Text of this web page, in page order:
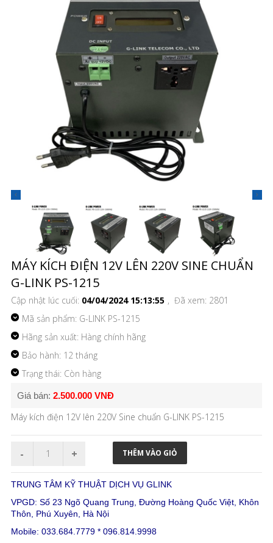
MÁY KÍCH ĐIỆN 12V LÊN 220V SINE CHUẨN
G-LINK PS-1215
Cập nhật lúc cuối: 04/04/2024 15:13:55 , Đã xem: 2801
Mã sản phẩm: G-LINK PS-1215
Hãng sản xuất: Hàng chính hãng
Bảo hành: 12 tháng
Trạng thái: Còn hàng
Giá bán: 2.500.000 VNĐ
Máy kích điện 12V lên 220V Sine chuẩn G-LINK PS-1215
TRUNG TÂM KỸ THUẬT DỊCH VỤ GLINK
VPGD: Số 23 Ngõ Quang Trung, Đường Hoàng Quốc Việt, Khôn
Thôn, Phú Xuyên, Hà Nội
Mobile: 033.684.7779 * 096.814.9998